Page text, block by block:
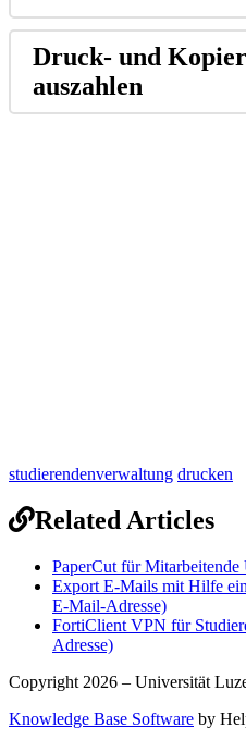
Druck- und
auszahlen
studierendenverwaltung drucken
Related Articles
PaperCut für
Export E-Mails mit Hilfe
E-Mail-Adresse)
FortiClient VPN für
Adresse)
Copyright 2026 – Universität
Knowledge Base Software by